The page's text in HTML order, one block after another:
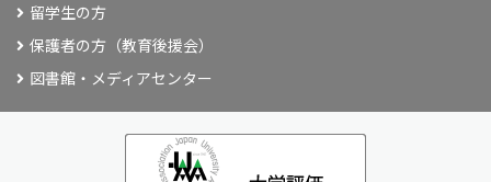
留学生の方
保護者の方（教育後援会）
図書館・メディアセンター